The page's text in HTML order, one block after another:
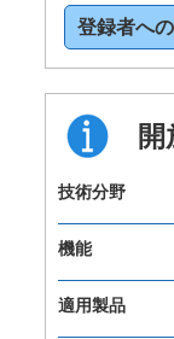
登録者へ
技術分野
機能
適用製品